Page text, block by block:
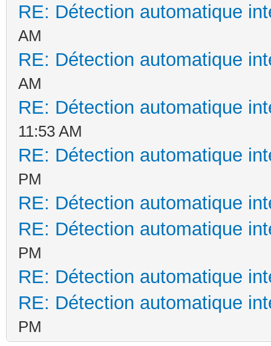
RE: Détection automatique
AM
RE: Détection automatique
AM
RE: Détection automatique
11:53 AM
RE: Détection automatique
PM
RE: Détection automatique
RE: Détection automatique
PM
RE: Détection automatique
RE: Détection automatique
PM